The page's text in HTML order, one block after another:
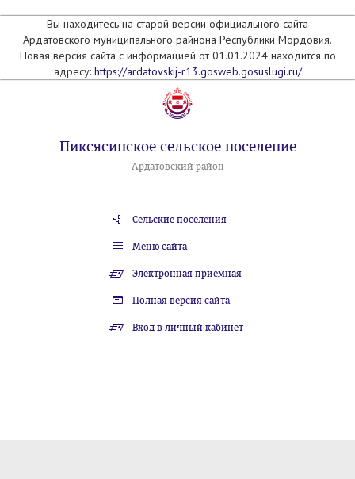
Вы находитесь на старой версии официального сайта
Ардатовского муниципального райнона Республики Мордовия.
Новая версия сайта с информацией от 01.01.2024 находится по
адресу: https://ardatovskij-r13.gosweb.gosuslugi.ru/
Пиксясинское сельское поселение
Ардатовский район
Сельские поселения
Меню сайта
Электронная приемная
Полная версия сайта
Вход в личный кабинет